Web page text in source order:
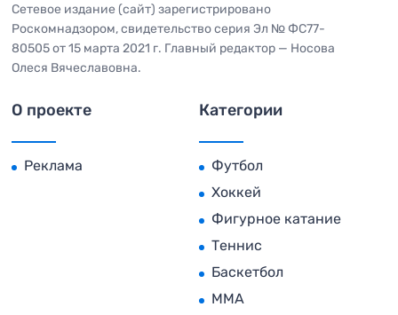
Сетевое издание (сайт) зарегистрировано
Роскомнадзором, свидетельство серия Эл № ФС77-
80505 от 15 марта 2021 г. Главный редактор — Носова
Олеся Вячеславовна.
О проекте
Реклама
Категории
Футбол
Хоккей
Фигурное катание
Теннис
Баскетбол
MMA